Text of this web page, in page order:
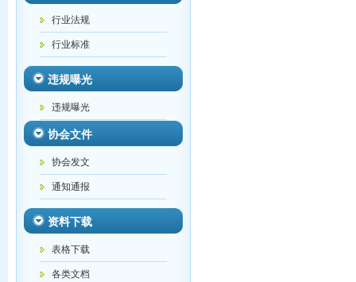
行业法规
行业标准
违规曝光
违规曝光
协会文件
协会发文
通知通报
资料下载
表格下载
各类文档